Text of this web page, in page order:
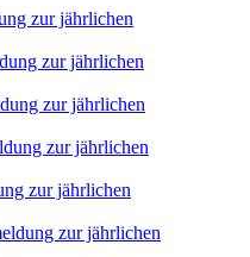
zur jährlichen
zur jährlichen
zur jährlichen
zur jährlichen
zur jährlichen
zur jährlichen